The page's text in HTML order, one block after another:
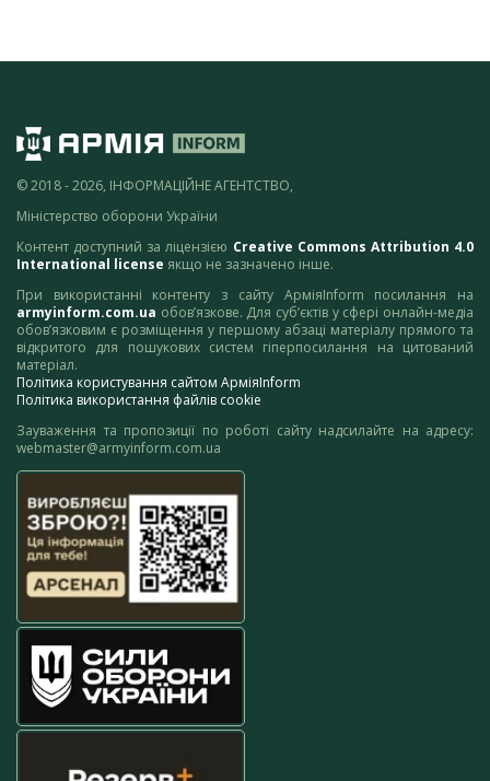
© 2018 - 2026, ІНФОРМАЦІЙНЕ АГЕНТСТВО,
Міністерство оборони України
Контент доступний за ліцензією Creative Commons Attribution 4.0
International license якщо не зазначено інше.
При використанні контенту з сайту АрміяInform посилання на
armyinform.com.ua обов’язкове. Для суб’єктів у сфері онлайн-медіа
обов’язковим є розміщення у першому абзаці матеріалу прямого та
відкритого для пошукових систем гіперпосилання на цитований
матеріал.
Політика користування сайтом АрміяInform
Політика використання файлів cookie
Зауваження та пропозиції по роботі сайту надсилайте на адресу:
webmaster@armyinform.com.ua